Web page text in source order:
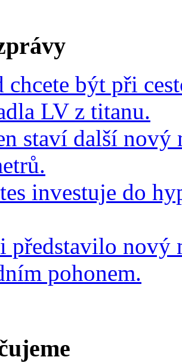
chcete být při
LV z titanu.
staví další nový
investuje do
představilo nový
pohonem.